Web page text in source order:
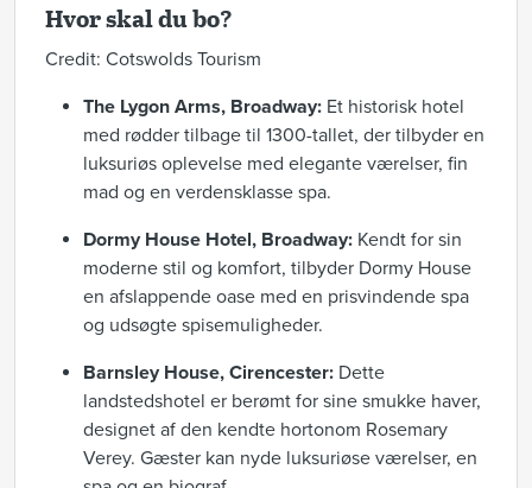
Hvor skal du bo?
Credit: Cotswolds Tourism
The Lygon Arms, Broadway: Et historisk hotel
med rødder tilbage til 1300-tallet, der tilbyder en
luksuriøs oplevelse med elegante værelser, fin
mad og en verdensklasse spa.
Dormy House Hotel, Broadway: Kendt for sin
moderne stil og komfort, tilbyder Dormy House
en afslappende oase med en prisvindende spa
og udsøgte spisemuligheder.
Barnsley House, Cirencester: Dette
landstedshotel er berømt for sine smukke haver,
designet af den kendte hortonom Rosemary
Verey. Gæster kan nyde luksuriøse værelser, en